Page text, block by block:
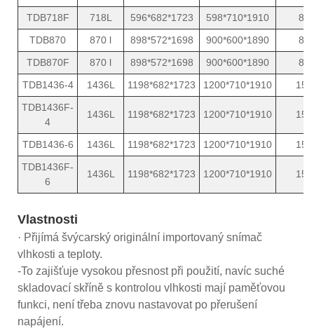
TDB718F
718L 596*682*1723 598*710*1910
8
TDB870
870 l 898*572*1698 900*600*1890
8
TDB870F
870 l 898*572*1698 900*600*1890
8
TDB1436-4
1436L 1198*682*1723 1200*710*1910
15
TDB1436F-
4
1436L 1198*682*1723 1200*710*1910 15
TDB1436-6 1436L 1198*682*1723 1200*710*1910
15
TDB1436F-
6
1436L 1198*682*1723 1200*710*1910 15
Vlastnosti
· Přijímá švýcarský originální importovaný snímač
vlhkosti a teploty.
-To zajišťuje vysokou přesnost při použití, navíc suché
skladovací skříně s kontrolou vlhkosti mají paměťovou
funkci, není třeba znovu nastavovat po přerušení
napájení.